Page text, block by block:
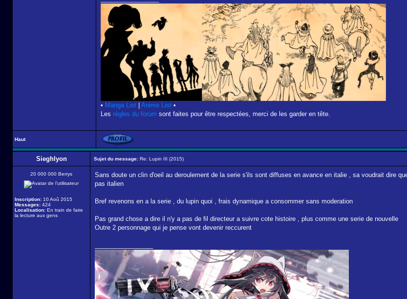
• Manga List Anime List •
Les règles du forum sont faites pour être respectées, merci de les garder en tête.
Haut
Sieghlyon Sujet du message: Re: Lupin III (2015)
20 000 000 Berrys
Inscription: 10 Aoû 2015
Messages: 424
Localisation: En train de faire
la lecture aux gens
Sans doute un clin d'oeil au deroulement de la serie s'ils sont diffuses en avance en italie , sa voudrait dire
pas italien
Bref revenons en a la serie , du lupin quoi , frais dynamique a consommer sans moderation
Pas grand chose a dire il n'y a pas de fil directeur a suivre cote histoire , plus comme une serie de nouvelle
Outre 2 personnage qui je pense vont devenir reccurent